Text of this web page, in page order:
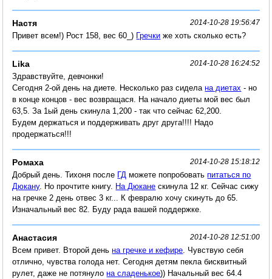
Настя 2014-10-28 19:56:47
Привет всем!) Рост 158, вес 60_) Гречки же хоть сколько есть?
Lika 2014-10-28 16:24:52
Здравствуйте, девчонки!
Сегодня 2-ой день на диете. Несколько раз сиделана диетах - но
в конце концов - вес возвращася. На начало диеты мой вес был
63,5. За 1ый день скинула 1,200 - так что сейчас 62,200.
Будем держаться и поддерживать друг друга!!!! Надо
продержаться!!!
Ромаха 2014-10-28 15:18:12
Добрый день. Тихоня после ГД можете попробоватьпитаться по
Дюкану. Но прочтите книгу. На Дюкане скинула 12 кг. Сейчас сижу
на гречке 2 день отвес 3 кг... К февралю хочу скинуть до 65.
Изначальный вес 82. Буду рада вашей поддержке.
Анастасия 2014-10-28 12:51:00
Всем привет. Второй деньна гречке и кефире . Чувствую себя
отлично, чувства голода нет. Сегодня детям пекла бисквитный
рулет, даже не потянулона сладенькое)) Начальный вес 64.4